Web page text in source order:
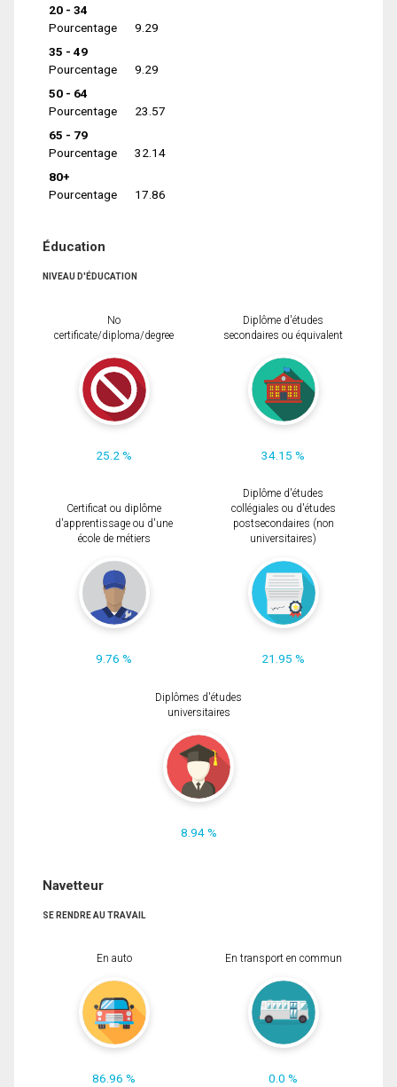
20 - 34
Pourcentage
9.29
35 - 49
Pourcentage
9.29
50 - 64
Pourcentage
23.57
65 - 79
Pourcentage
32.14
80+
Pourcentage
17.86
Éducation
NIVEAU D'ÉDUCATION
No
certificate/diploma/degree
25.2 %
Diplôme d'études
secondaires ou équivalent
34.15 %
Certificat ou diplôme
d'apprentissage ou d'une
école de métiers
9.76 %
Diplôme d'études
collégiales ou d'études
postsecondaires (non
universitaires)
21.95 %
Diplômes d'études
universitaires
8.94 %
Navetteur
SE RENDRE AU TRAVAIL
En auto
86.96 %
En transport en commun
0.0 %